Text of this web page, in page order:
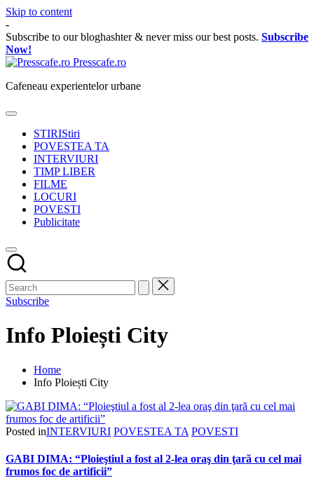
Skip to content
-
Subscribe to our bloghashter & never miss our best posts. Subscribe
Now!
Presscafe.ro
Cafeneau experientelor urbane
STIRIStiri
POVESTEA TA
INTERVIURI
TIMP LIBER
FILME
LOCURI
POVESTI
Publicitate
Subscribe
Info Ploiești City
Home
Info Ploiești City
Posted inINTERVIURI POVESTEA TA POVESTI
GABI DIMA: “Ploieştiul a fost al 2-lea oraş din ţară cu cel mai
frumos foc de artificii”